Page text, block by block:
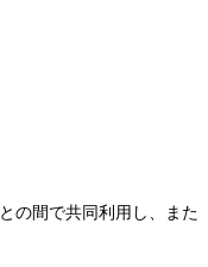
の間で共同利用し、また